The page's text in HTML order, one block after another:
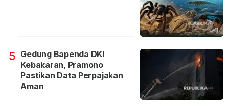
5 Gedung Bapenda DKI
Kebakaran, Pramono
Pastikan Data Perpajakan
Aman